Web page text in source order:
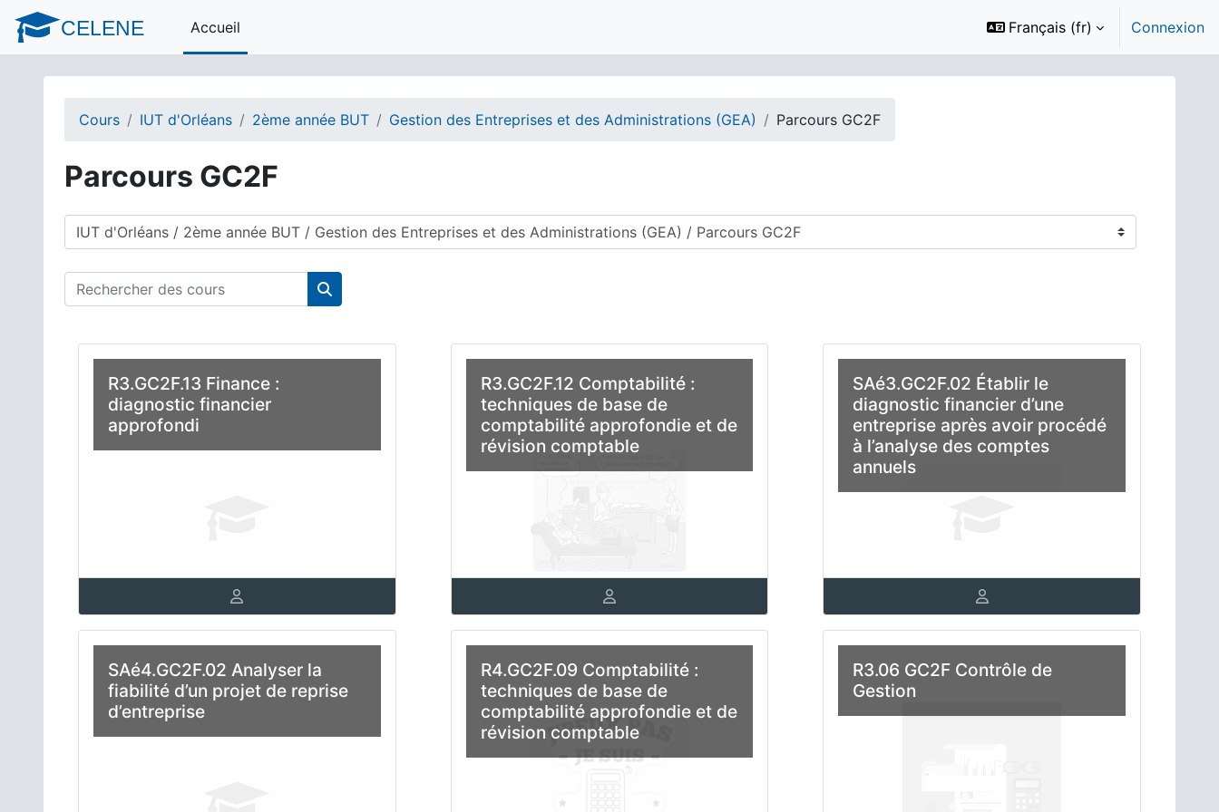
Passer au contenu principal
CELENE Accueil Français ‎(fr)‎ Connexion
Cours IUT d'Orléans 2ème année BUT Gestion des Entreprises et des Administrations (GEA) Parcours GC2F
Parcours GC2F
Catégories de cours
Rechercher des cours
Rechercher des cours
R3.GC2F.13 Finance :
diagnostic financier
approfondi
R3.GC2F.12 Comptabilité :
techniques de base de
comptabilité approfondie et de
révision comptable
SAé3.GC2F.02 Établir le
diagnostic financier d’une
entreprise après avoir procédé
à l’analyse des comptes
annuels
SAé4.GC2F.02 Analyser la
fiabilité d’un projet de reprise
d’entreprise
R4.GC2F.09 Comptabilité :
techniques de base de
comptabilité approfondie et de
révision comptable
R3.06 GC2F Contrôle de
Gestion